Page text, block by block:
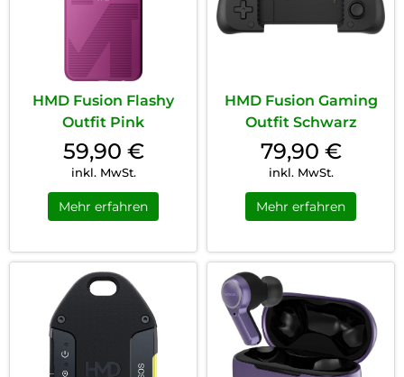
HMD Fusion Flashy
Outfit Pink
59,90 €
inkl. MwSt.
Mehr erfahren
HMD Fusion Gaming
Outfit Schwarz
79,90 €
inkl. MwSt.
Mehr erfahren